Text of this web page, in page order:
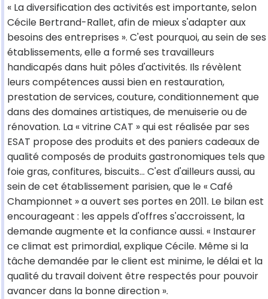
« La diversification des activités est importante, selon
Cécile Bertrand-Rallet, afin de mieux s'adapter aux
besoins des entreprises ». C'est pourquoi, au sein de ses
établissements, elle a formé ses travailleurs
handicapés dans huit pôles d'activités. Ils révèlent
leurs compétences aussi bien en restauration,
prestation de services, couture, conditionnement que
dans des domaines artistiques, de menuiserie ou de
rénovation. La « vitrine CAT » qui est réalisée par ses
ESAT propose des produits et des paniers cadeaux de
qualité composés de produits gastronomiques tels que
foie gras, confitures, biscuits... C'est d'ailleurs aussi, au
sein de cet établissement parisien, que le « Café
Championnet » a ouvert ses portes en 2011. Le bilan est
encourageant : les appels d'offres s'accroissent, la
demande augmente et la confiance aussi. « Instaurer
ce climat est primordial, explique Cécile. Même si la
tâche demandée par le client est minime, le délai et la
qualité du travail doivent être respectés pour pouvoir
avancer dans la bonne direction ».